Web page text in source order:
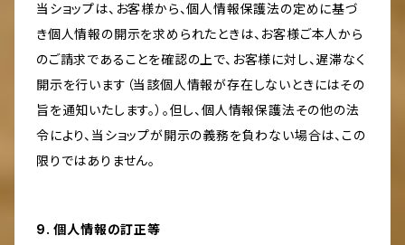
当ショップは、お客様から、個人情報保護法の定めに基づ
き個人情報の開示を求められたときは、お客様ご本人から
のご請求であることを確認の上で、お客様に対し、遅滞なく
開示を行います（当該個人情報が存在しないときにはその
旨を通知いたします。）。但し、個人情報保護法その他の法
令により、当ショップが開示の義務を負わない場合は、この
限りではありません。
9. 個人情報の訂正等